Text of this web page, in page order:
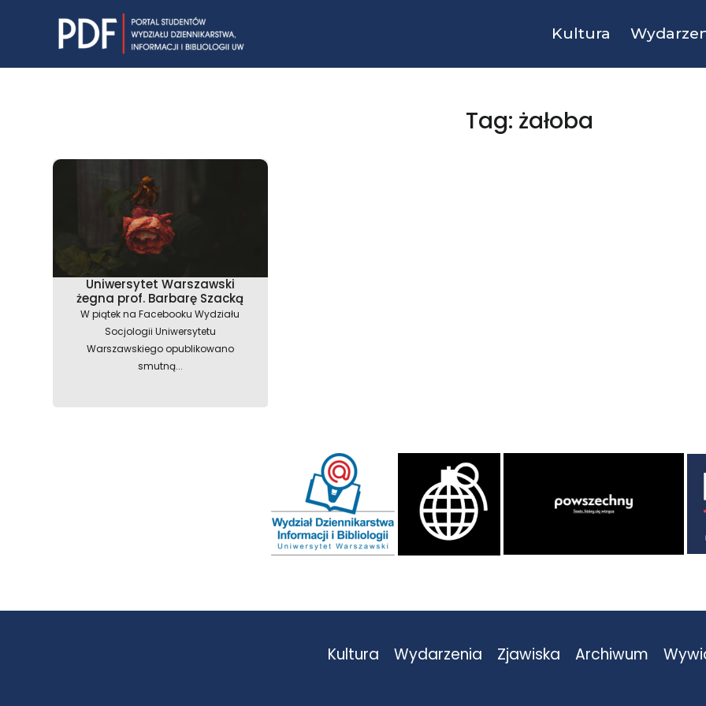
Kultura
Tag: żałoba
Uniwersytet Warszawski
żegna prof. Barbarę Szacką
W piątek na Facebooku Wydziału
Socjologii Uniwersytetu
Warszawskiego opublikowano
smutną...
Kultura Wydarzenia Zjawiska Archiwum